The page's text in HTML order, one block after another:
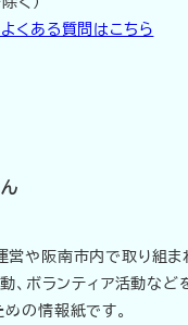
くある質問はこちら
営や阪南市内で取り組ま
、ボランティア活動など
の情報紙です。